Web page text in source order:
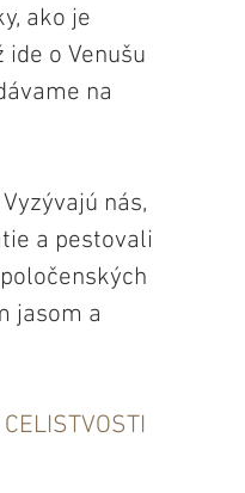
ako je
o Venušu
na
nás,
a pestovali
jasom a